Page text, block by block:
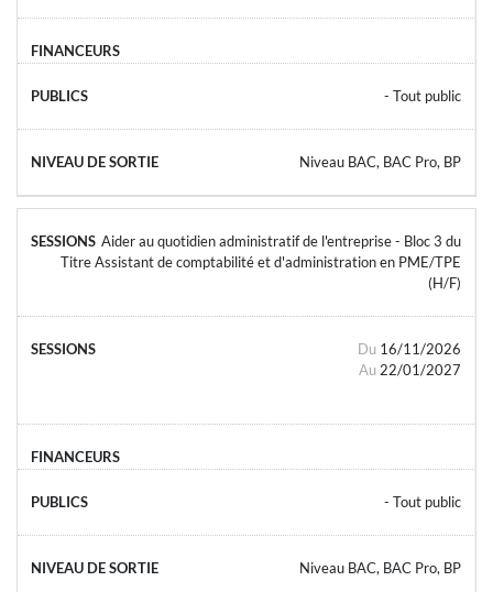
- Tout public
Niveau BAC, BAC Pro, BP
Aider au quotidien administratif de l'entreprise - Bloc 3 du
Titre Assistant de comptabilité et d'administration en PME/TPE
(H/F)
Du 16/11/2026
Au 22/01/2027
- Tout public
Niveau BAC, BAC Pro, BP